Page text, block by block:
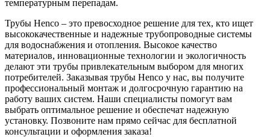
температурным перепадам.
Трубы Henco – это превосходное решение для тех, кто ищет
высококачественные и надежные трубопроводные системы
для водоснабжения и отопления. Высокое качество
материалов, инновационные технологии и экологичность
делают эти трубы привлекательным выбором для многих
потребителей. Заказывая трубы Henco у нас, вы получите
профессиональный монтаж и долгосрочную гарантию на
работу ваших систем. Наши специалисты помогут вам
выбрать оптимальное решение и обеспечат надежную
установку. Позвоните нам прямо сейчас для бесплатной
консультации и оформления заказа!